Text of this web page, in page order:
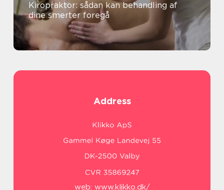
Kiropraktor: sådan kan behandling af
dine smerter foregå
Address
web: www.klikko.dk/